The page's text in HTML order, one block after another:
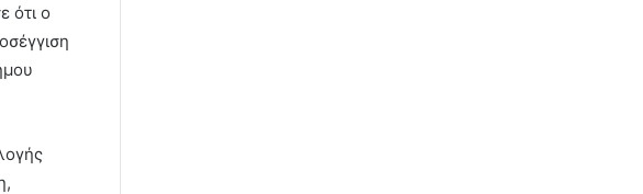
ότι ο